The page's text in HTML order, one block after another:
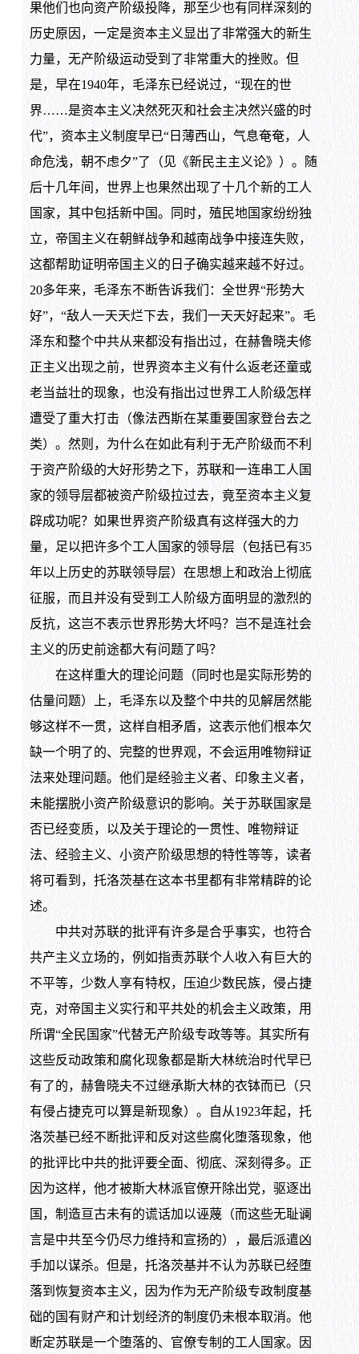
果他们也向资产阶级投降，那至少也有同样深刻的
历史原因，一定是资本主义显出了非常强大的新生
力量，无产阶级运动受到了非常重大的挫败。但
是，早在1940年，毛泽东已经说过，“现在的世
界……是资本主义决然死灭和社会主决然兴盛的时
代”，资本主义制度早已“日薄西山，气息奄奄，人
命危浅，朝不虑夕”了（见《新民主主义论》）。随
后十几年间，世界上也果然出现了十几个新的工人
国家，其中包括新中国。同时，殖民地国家纷纷独
立，帝国主义在朝鲜战争和越南战争中接连失败，
这都帮助证明帝国主义的日子确实越来越不好过。
20多年来，毛泽东不断告诉我们：全世界“形势大
好”，“敌人一天天烂下去，我们一天天好起来”。毛
泽东和整个中共从来都没有指出过，在赫鲁晓夫修
正主义出现之前，世界资本主义有什么返老还童或
老当益壮的现象，也没有指出过世界工人阶级怎样
遭受了重大打击（像法西斯在某重要国家登台去之
类）。然则，为什么在如此有利于无产阶级而不利
于资产阶级的大好形势之下，苏联和一连串工人国
家的领导层都被资产阶级拉过去，竟至资本主义复
辟成功呢？如果世界资产阶级真有这样强大的力
量，足以把许多个工人国家的领导层（包括已有35
年以上历史的苏联领导层）在思想上和政治上彻底
征服，而且并没有受到工人阶级方面明显的激烈的
反抗，这岂不表示世界形势大坏吗？岂不是连社会
主义的历史前途都大有问题了吗？
在这样重大的理论问题（同时也是实际形势的
估量问题）上，毛泽东以及整个中共的见解居然能
够这样不一贯，这样自相矛盾，这表示他们根本欠
缺一个明了的、完整的世界观，不会运用唯物辩证
法来处理问题。他们是经验主义者、印象主义者，
未能摆脱小资产阶级意识的影响。关于苏联国家是
否已经变质，以及关于理论的一贯性、唯物辩证
法、经验主义、小资产阶级思想的特性等等，读者
将可看到，托洛茨基在这本书里都有非常精辟的论
述。
中共对苏联的批评有许多是合乎事实，也符合
共产主义立场的，例如指责苏联个人收入有巨大的
不平等，少数人享有特权，压迫少数民族，侵占捷
克，对帝国主义实行和平共处的机会主义政策，用
所谓“全民国家”代替无产阶级专政等等。其实所有
这些反动政策和腐化现象都是斯大林统治时代早已
有了的，赫鲁晓夫不过继承斯大林的衣钵而已（只
有侵占捷克可以算是新现象）。自从1923年起，托
洛茨基已经不断批评和反对这些腐化堕落现象，他
的批评比中共的批评要全面、彻底、深刻得多。正
因为这样，他才被斯大林派官僚开除出党，驱逐出
国，制造亘古未有的谎话加以诬蔑（而这些无耻谰
言是中共至今仍尽力维持和宣扬的），最后派遣凶
手加以谋杀。但是，托洛茨基并不认为苏联已经堕
落到恢复资本主义，因为作为无产阶级专政制度基
础的国有财产和计划经济的制度仍未根本取消。他
断定苏联是一个堕落的、官僚专制的工人国家。因